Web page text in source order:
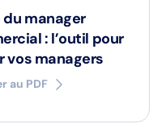
du manager
: l’outil pour
vos managers
au PDF